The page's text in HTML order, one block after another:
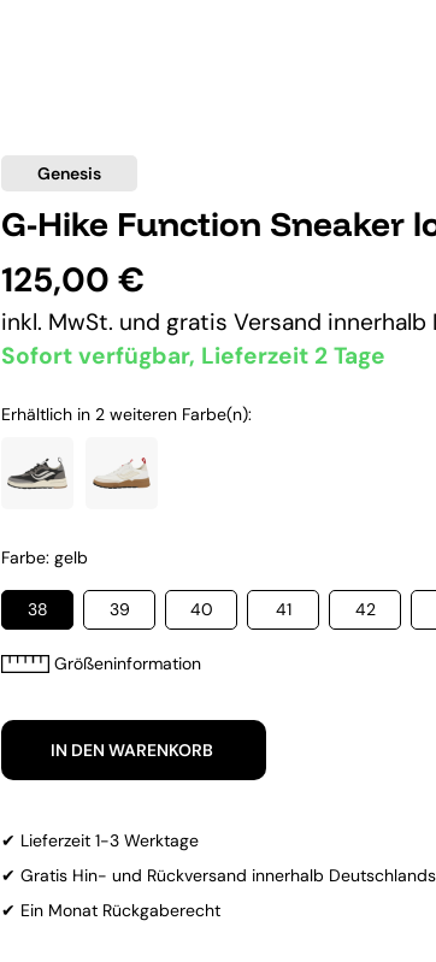
Genesis
G-Hike Function Sneaker
125,00 €
inkl. MwSt. und gratis Versand innerhalb
Sofort verfügbar, Lieferzeit 2 Tage
Erhältlich in 2 weiteren Farbe(n):
Farbe: gelb
38 39 40 41 42
Größeninformation
IN DEN WARENKORB
✔ Lieferzeit 1-3 Werktage
✔ Gratis Hin- und Rückversand innerhalb Deutschlands
✔ Ein Monat Rückgaberecht